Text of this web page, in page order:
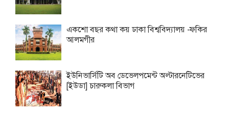
একশো বছর কথা কয় ঢাকা বিশ্ববিদ্যালয় -ফকির
আলমগীর
ইউনিভার্সিটি অব ডেভেলপমেন্ট অল্টারনেটিভের
[ইউডা] চারুকলা বিভাগ